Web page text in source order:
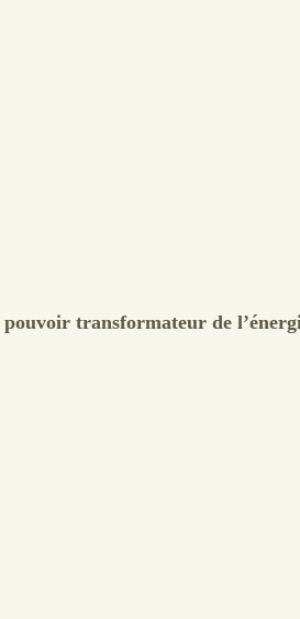
pouvoir transformateur de